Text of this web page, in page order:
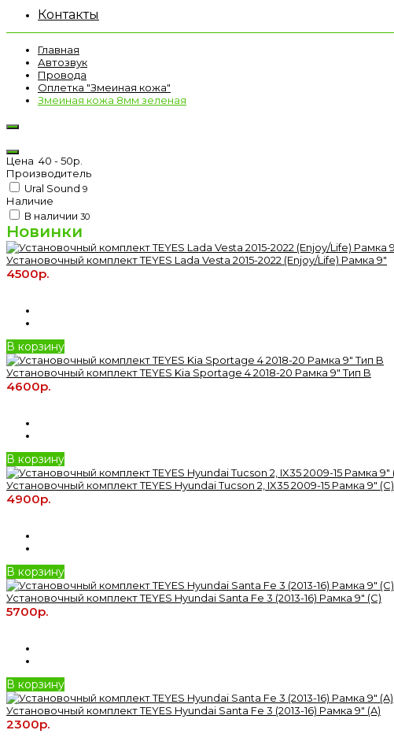
Контакты
Главная
Автозвук
Провода
Оплетка "Змеиная кожа"
Змеиная кожа 8мм зеленая
Цена 40 -50р.
Производитель
Ural Sound 9
Наличие
В наличии 30
Новинки
Установочный комплект TEYES Lada Vesta 2015-2022 (Enjoy/Life) Рамка 9"
4500р.
В корзину
Установочный комплект TEYES Kia Sportage 4 2018-20 Рамка 9" Тип B
4600р.
В корзину
Установочный комплект TEYES Hyundai Tucson 2, IX35 2009-15 Рамка 9" (C)
4900р.
В корзину
Установочный комплект TEYES Hyundai Santa Fe 3 (2013-16) Рамка 9" (C)
5700р.
В корзину
Установочный комплект TEYES Hyundai Santa Fe 3 (2013-16) Рамка 9" (A)
2300р.